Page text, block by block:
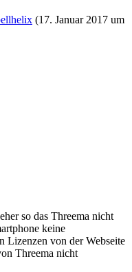
(17. Januar 2017 um
so das Threema nicht
keine
Lizenzen von der Webseite
Threema nicht